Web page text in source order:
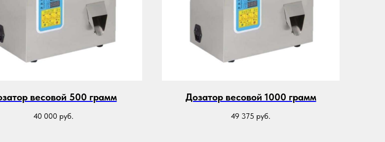
весовой 500 грамм
40 000 руб.
Дозатор весовой 1000 грамм
49 375 руб.